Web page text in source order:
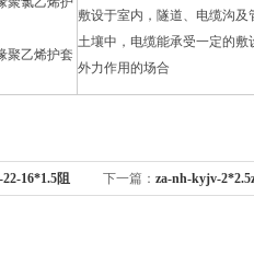
聚乙烯护套
敷设于室内，隧道、电缆沟及
土壤中，电缆能承受一定的
外力作用的场合
16*1.5阻 下一篇： za-nh-kyjv-